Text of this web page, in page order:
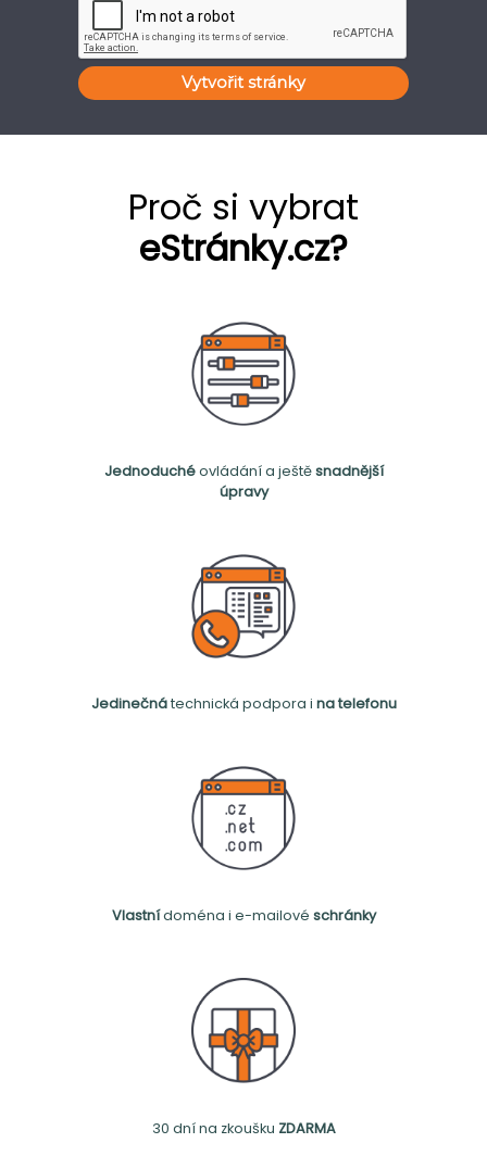
Vytvořit stránky
Proč si vybrat
eStránky.cz?
Jednoduchéovládání a ještěsnadnější
úpravy
Jedinečnátechnická podpora i na telefonu
Vlastnídoména i e-mailové schránky
30 dní na zkoušku ZDARMA